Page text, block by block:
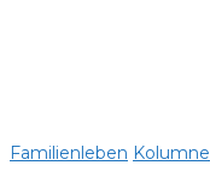
Familienleben Kolumne